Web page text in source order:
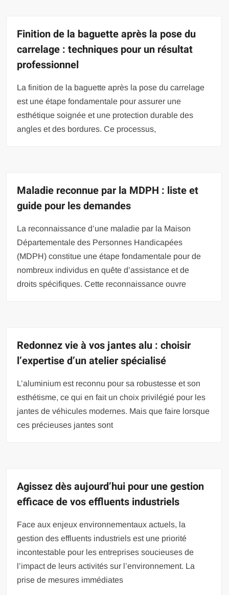
Finition de la baguette après la pose du
carrelage : techniques pour un résultat
professionnel
La finition de la baguette après la pose du carrelage
est une étape fondamentale pour assurer une
esthétique soignée et une protection durable des
angles et des bordures. Ce processus,
Maladie reconnue par la MDPH : liste et
guide pour les demandes
La reconnaissance d’une maladie par la Maison
Départementale des Personnes Handicapées
(MDPH) constitue une étape fondamentale pour de
nombreux individus en quête d’assistance et de
droits spécifiques. Cette reconnaissance ouvre
Redonnez vie à vos jantes alu : choisir
l’expertise d’un atelier spécialisé
L’aluminium est reconnu pour sa robustesse et son
esthétisme, ce qui en fait un choix privilégié pour les
jantes de véhicules modernes. Mais que faire lorsque
ces précieuses jantes sont
Agissez dès aujourd’hui pour une gestion
efficace de vos effluents industriels
Face aux enjeux environnementaux actuels, la
gestion des effluents industriels est une priorité
incontestable pour les entreprises soucieuses de
l’impact de leurs activités sur l’environnement. La
prise de mesures immédiates